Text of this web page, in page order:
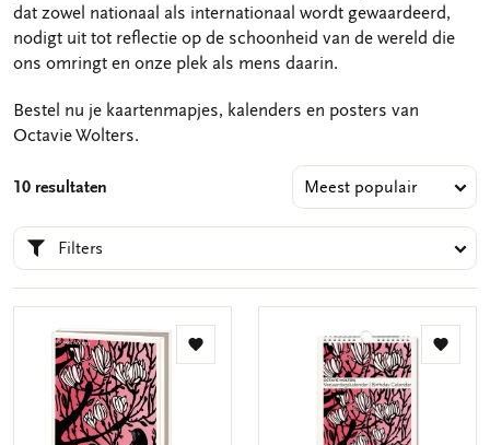
dat zowel nationaal als internationaal wordt gewaardeerd,
nodigt uit tot reflectie op de schoonheid van de wereld die
ons omringt en onze plek als mens daarin.
Bestel nu je kaartenmapjes, kalenders en posters van
Octavie Wolters.
10 resultaten
Filters
Toevoegen